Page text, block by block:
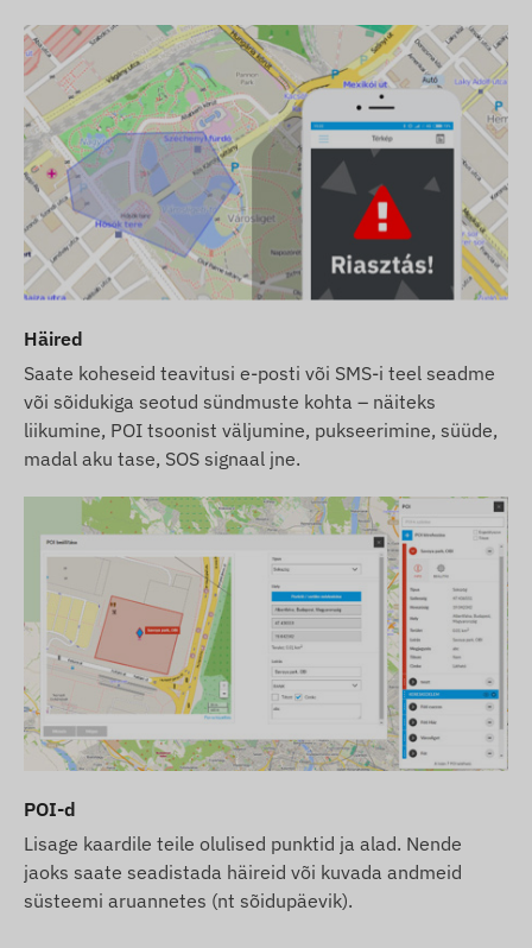
Häired
Saate koheseid teavitusi e-posti või SMS-i teel seadme
või sõidukiga seotud sündmuste kohta – näiteks
liikumine, POI tsoonist väljumine, pukseerimine, süüde,
madal aku tase, SOS signaal jne.
POI-d
Lisage kaardile teile olulised punktid ja alad. Nende
jaoks saate seadistada häireid või kuvada andmeid
süsteemi aruannetes (nt sõidupäevik).